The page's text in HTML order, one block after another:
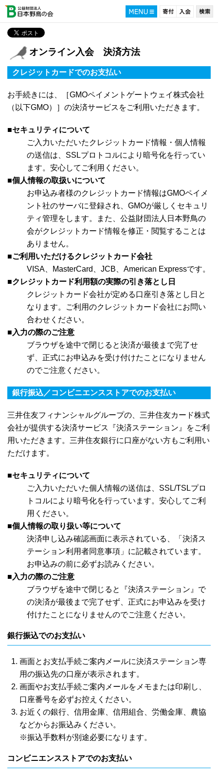
オンライン入会 決済方法
クレジットカードでのお支払い
お手続きには、［GMOペイメントゲートウェイ株式会社
（以下GMO）］の決済サービスをご利用いただきます。
■セキュリティについて
ご入力いただいたクレジットカード情報・個人情報
の送信は、SSLプロトコルにより暗号化を行ってい
ます。安心してご利用ください。
■個人情報の取扱いについて
お申込み者様のクレジットカード情報はGMOペイメ
ント社のサーバに登録され、GMOが厳しくセキュリ
ティ管理をします。また、公益財団法人日本野鳥の
会がクレジットカード情報を修正・閲覧することは
ありません。
■ご利用いただけるクレジットカード会社
VISA、MasterCard、JCB、American Expressです。
■クレジットカード利用額の実際の引き落とし日
クレジットカード会社が定める口座引き落とし日と
なります。ご利用のクレジットカード会社にお問い
合わせください。
■入力の際のご注意
ブラウザを途中で閉じると決済が最後まで完了せ
ず、正式にお申込みを受け付けたことになりません
のでご注意ください。
銀行振込／コンビニエンスストアでのお支払い
三井住友フィナンシャルグループの、三井住友カード株式
会社が提供する決済サービス『決済ステーション』をご利
用いただきます。三井住友銀行に口座がない方もご利用い
ただけます。
■セキュリティについて
ご入力いただいた個人情報の送信は、SSL/TSLプロ
トコルにより暗号化を行っています。安心してご利
用ください。
■個人情報の取り扱い等について
決済申し込み確認画面に表示されている、「決済ス
テーション利用者同意事項」に記載されています。
お申込みの前に必ずお読みください。
■入力の際のご注意
ブラウザを途中で閉じると『決済ステーション』で
の決済が最後まで完了せず、正式にお申込みを受け
付けたことになりませんのでご注意ください。
銀行振込でのお支払い
画面とお支払手続ご案内メールに決済ステーション専
用の振込先の口座が表示されます。
画面やお支払手続ご案内メールをメモまたは印刷し、
口座番号を必ずお控えください。
お近くの銀行、信用金庫、信用組合、労働金庫、農協
などからお振込みください。
※振込手数料が別途必要になります。
コンビニエンスストアでのお支払い